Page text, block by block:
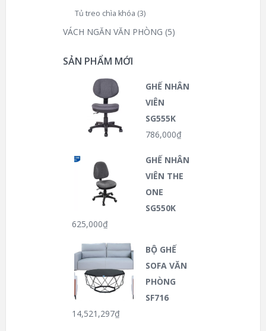
Tủ treo chìa khóa (3)
VÁCH NGĂN VĂN PHÒNG (5)
SẢN PHẨM MỚI
GHẾ NHÂN
VIÊN
SG555K
786,000₫
GHẾ NHÂN
VIÊN THE
ONE
SG550K
625,000₫
BỘ GHẾ
SOFA VĂN
PHÒNG
SF716
14,521,297₫